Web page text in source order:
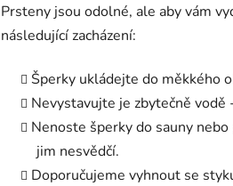
Prsteny jsou odolné, ale aby vám
následující zacházení:
Šperky ukládejte do měkkého
Nevystavujte je zbytečně vodě
Nenoste šperky do sauny
jim nesvědčí.
Doporučujeme vyhnout se